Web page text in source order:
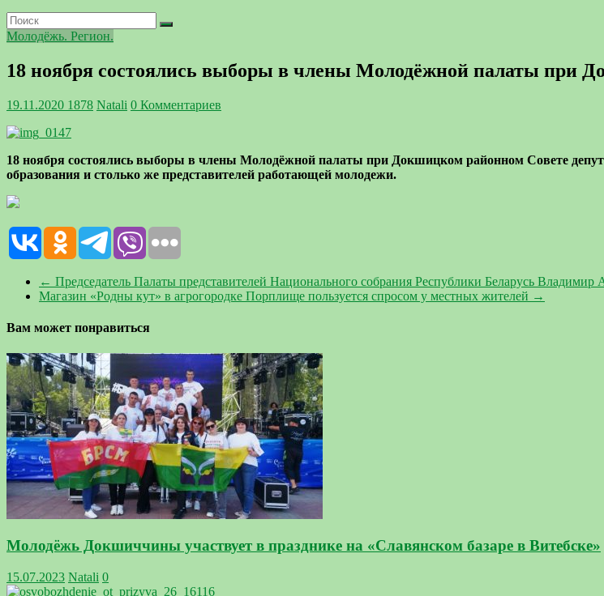
Молодёжь. Регион.
18 ноября состоялись выборы в члены Молодёжной палаты при
19.11.2020 1878 Natali 0 Комментариев
18 ноября состоялись выборы в члены Молодёжной палаты при Докшицком районном Совете
образования и столько же представителей работающей молодежи.
← Председатель Палаты представителей Национального собрания Республики Беларусь
Магазин «Родны кут» в агрогородке Порплище пользуется спросом у местных жителей →
Вам может понравиться
Молодёжь Докшиччины участвует в празднике на «Славянском базаре в Витебске»
15.07.2023 Natali 0